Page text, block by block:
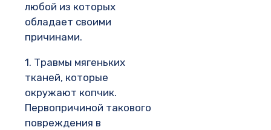
любой из которых
обладает своими
причинами.
1. Травмы мягеньких
тканей, которые
окружают копчик.
Первопричиной такового
повреждения в